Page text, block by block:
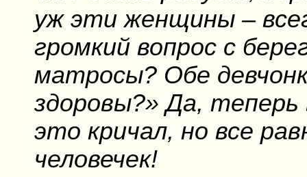
уж эти женщины –
громкий вопрос с
матросы? Обе
здоровы?» Да, теперь
это кричал, но все
человечек!